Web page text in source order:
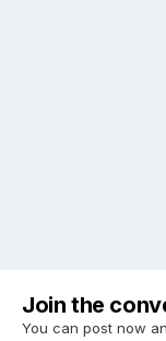
Join the
You can post now